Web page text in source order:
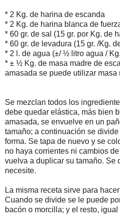
* 2 Kg. de harina de escanda
* 2 Kg. de harina blanca de
* 60 gr. de sal (15 gr. por Kg. de
* 60 gr. de levadura (15 gr. /Kg.
* 2 l. de agua (±/ ½ litro agua /
* ± ½ Kg. de masa madre de
amasada se puede utilizar masa
Se mezclan todos los
debe quedar elástica, más bien
amasada, se envuelve en un
tamaño; a continuación se
forma. Se tapa de nuevo y se
no haya corrientes ni cambios
vuelva a duplicar su tamaño. Se
necesite.
La misma receta sirve para
Cuando se divide se le puede
bacón o morcilla; y el resto, igual